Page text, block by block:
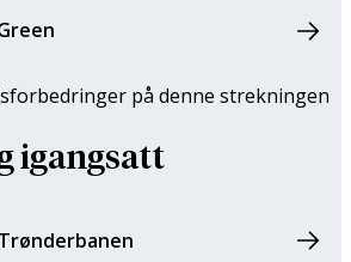
på denne strekningen
igangsatt